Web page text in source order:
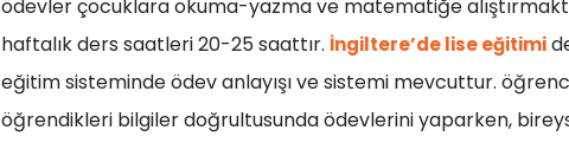
ödevler çocuklara okuma-yazma ve matematiğe
haftalık ders saatleri 20-25 saattır. İngiltere’de lise eğitimi
eğitim sisteminde ödev anlayışı ve sistemi mevcuttur.
öğrendikleri bilgiler doğrultusunda ödevlerini yaparken,